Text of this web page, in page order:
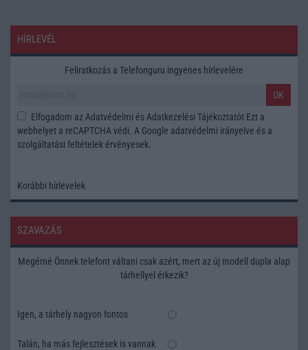
HÍRLEVÉL
Feliratkozás a Telefonguru ingyenes hírlevelére
OK
Elfogadom azAdatvédelmi és Adatkezelési Tájékoztatót Ezt a
webhelyet a reCAPTCHA védi. A Google adatvédelmi irányelve és a
szolgáltatási feltételek érvényesek.
Korábbi hírlevelek
SZAVAZÁS
Megérné Önnek telefont váltani csak azért, mert az új modell dupla alap
tárhellyel érkezik?
Igen, a tárhely nagyon fontos
Talán, ha más fejlesztések is vannak